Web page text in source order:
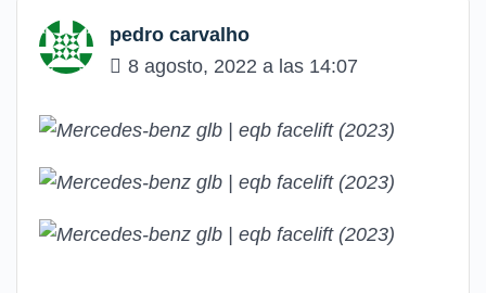
pedro carvalho
8 agosto, 2022 a las 14:07